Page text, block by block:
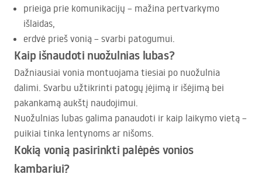
prieiga prie komunikacijų – mažina pertvarkymo
išlaidas,
erdvė prieš vonią – svarbi patogumui.
Kaip išnaudoti nuožulnias lubas?
Dažniausiai vonia montuojama tiesiai po nuožulnia
dalimi. Svarbu užtikrinti patogų įėjimą ir išėjimą bei
pakankamą aukštį naudojimui.
Nuožulnias lubas galima panaudoti ir kaip laikymo vietą –
puikiai tinka lentynoms ar nišoms.
Kokią vonią pasirinkti palėpės vonios
kambariui?